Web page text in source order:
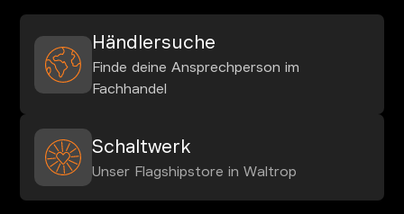
Händlersuche
Finde deine Ansprechperson im
Fachhandel
Schaltwerk
Unser Flagshipstore in Waltrop